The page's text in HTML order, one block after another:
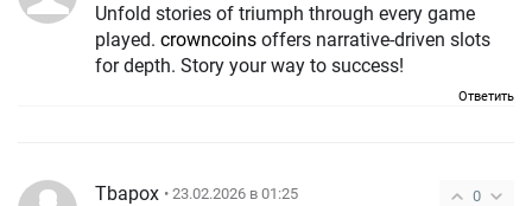
Unfold stories of triumph through every game
played. crowncoins offers narrative-driven slots
for depth. Story your way to success!
Ответить
0
Tbapox • 23.02.2026 в 01:25